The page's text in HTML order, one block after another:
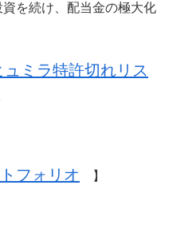
を続け、配当金の極大化
ミラ特許切れリス
フォリオ 】